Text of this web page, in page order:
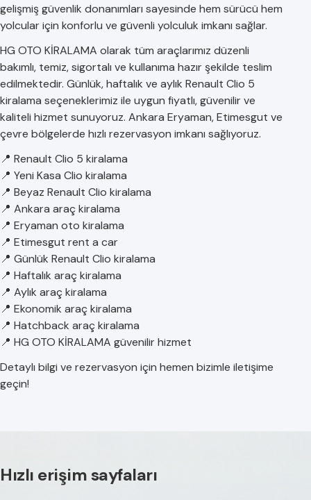
gelişmiş güvenlik donanımları sayesinde hem sürücü hem
yolcular için konforlu ve güvenli yolculuk imkanı sağlar.
HG OTO KİRALAMA olarak tüm araçlarımız düzenli
bakımlı, temiz, sigortalı ve kullanıma hazır şekilde teslim
edilmektedir. Günlük, haftalık ve aylık Renault Clio 5
kiralama seçeneklerimiz ile uygun fiyatlı, güvenilir ve
kaliteli hizmet sunuyoruz. Ankara Eryaman, Etimesgut ve
çevre bölgelerde hızlı rezervasyon imkanı sağlıyoruz.
📍 Renault Clio 5 kiralama
📍 Yeni Kasa Clio kiralama
📍 Beyaz Renault Clio kiralama
📍 Ankara araç kiralama
📍 Eryaman oto kiralama
📍 Etimesgut rent a car
📍 Günlük Renault Clio kiralama
📍 Haftalık araç kiralama
📍 Aylık araç kiralama
📍 Ekonomik araç kiralama
📍 Hatchback araç kiralama
📍 HG OTO KİRALAMA güvenilir hizmet
Detaylı bilgi ve rezervasyon için hemen bizimle iletişime
geçin!
Hızlı erişim sayfaları